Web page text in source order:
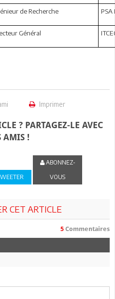
de Recherche
Général
Imprimer
? PARTAGEZ-LE AVEC
AMIS !
ABONNEZ-
VOUS
CET ARTICLE
5 Commentaires